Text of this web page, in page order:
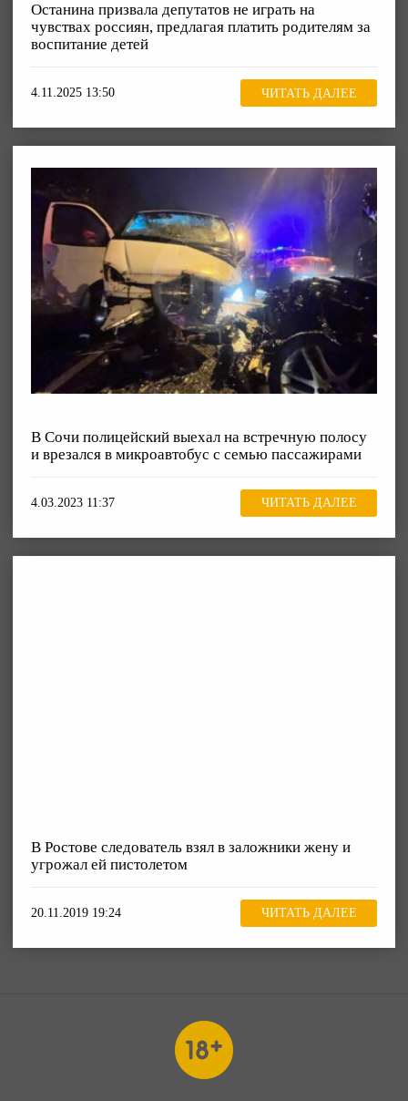
Останина призвала депутатов не играть на
чувствах россиян, предлагая платить родителям за
воспитание детей
4.11.2025 13:50 ЧИТАТЬ ДАЛЕЕ
В Сочи полицейский выехал на встречную полосу
и врезался в микроавтобус с семью пассажирами
4.03.2023 11:37 ЧИТАТЬ ДАЛЕЕ
В Ростове следователь взял в заложники жену и
угрожал ей пистолетом
20.11.2019 19:24 ЧИТАТЬ ДАЛЕЕ